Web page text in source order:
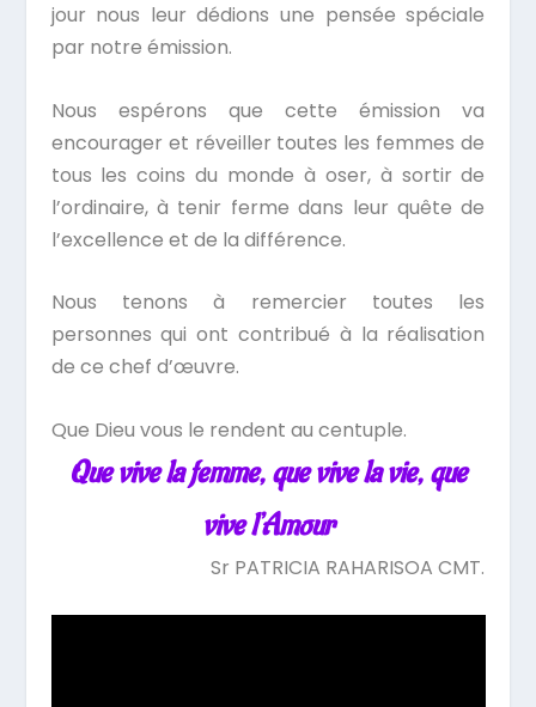
jour nous leur dédions une pensée spéciale
par notre émission.
Nous espérons que cette émission va
encourager et réveiller toutes les femmes de
tous les coins du monde à oser, à sortir de
l’ordinaire, à tenir ferme dans leur quête de
l’excellence et de la différence.
Nous tenons à remercier toutes les
personnes qui ont contribué à la réalisation
de ce chef d’œuvre.
Que Dieu vous le rendent au centuple.
Que vive la femme, que vive la vie, que
vive l’Amour
Sr PATRICIA RAHARISOA CMT.